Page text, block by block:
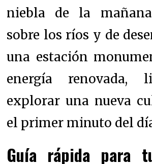
niebla de la
sobre los ríos y de
una estación
energía renovada,
explorar una nueva
el primer minuto del
Guía rápida para